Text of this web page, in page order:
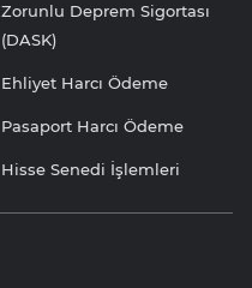
Zorunlu Deprem Sigortası
(DASK)
Ehliyet Harcı Ödeme
Pasaport Harcı Ödeme
Hisse Senedi İşlemleri